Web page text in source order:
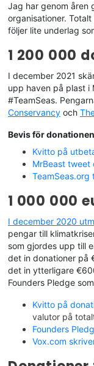
investeringar.
Det som hände var
lycklig som jag
mening i att göra
intressera mig för
bättre plats.
En tanke som kom
komma på idén att
som skulle donera
pengamaskin som
organisationer som
människor och
Jag är extremt
och jag älskar att
mission. Att skapa
här är början på
Jag har genom åren
organisationer.
följer lite underlag
1 200 000
I december 2021
upp haven på plast i
#TeamSeas.
Conservancy och
Bevis för
Kvitto på
MrBeast tweet
TeamSeas.org
1 000 000
I december 2020
pengar till
som gjordes upp till
det in donationer på
det in ytterligare
Founders Pledge
Kvitto på
valutor på
Founders
Vox.com